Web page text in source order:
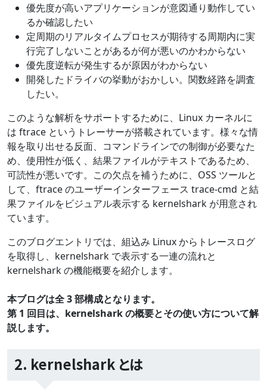
優先度が高いアプリケーションが意図通り動作してい
るか確認したい
定周期のリアルタイムプロセスが期待する周期内に実
行完了しないことがあるが何が悪いのかわからない
優先度逆転が発生するが原因がわからない
開発したドライバの挙動がおかしい。関数経路を調査
したい。
このような解析をサポートするために、Linux カーネルに
は ftrace というトレーサーが搭載されています。様々な情
報を取り出せる反面、コマンドラインでの制御が必要なた
め、使用性が低く、結果ファイルがテキストであるため、
可読性が悪いです。この欠点を補うために、OSS ツールと
して、ftrace のユーザーインターフェース trace-cmd と結
果ファイルをビジュアル表示する kernelshark が用意され
ています。
このブログエントリでは、組込み Linux からトレースログ
を取得し、kernelshark で表示する一連の流れと
kernelshark の機能概要を紹介します。
本ブログは全 3 部構成となります。
第 1 回目は、kernelshark の概要とその使い方について解
説します。
2. kernelshark とは